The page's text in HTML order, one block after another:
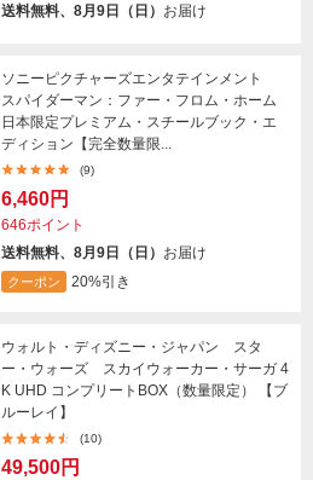
送料無料、8月9日（日） お届け
ソニーピクチャーズエンタテインメント
スパイダーマン：ファー・フロム・ホーム
日本限定プレミアム・スチールブック・エ
ディション【完全数量限...
(9)
6,460円
646ポイント
送料無料、8月9日（日） お届け
クーポン 20%引き
ウォルト・ディズニー・ジャパン スタ
ー・ウォーズ スカイウォーカー・サーガ 4
K UHD コンプリートBOX（数量限定） 【ブ
ルーレイ】
(10)
49,500円